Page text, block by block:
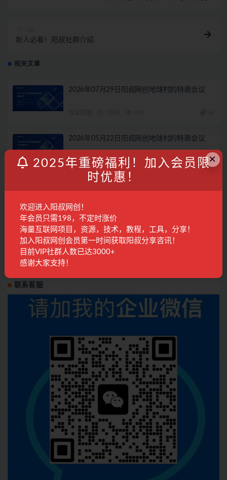
新人必看！阳叔社群介绍
相关文章
2026年07月29日阳叔网创地球村的特邀会议
2026年05月22日阳叔网创地球村的特邀会议
会议回放 3月前 364 28
会议回放
2026年07月3日阳叔网创地球村的特邀会议
联系客服
×
2025年重磅福利！加入会员限
时优惠！
欢迎进入阳叔网创！
年会员只需198，不定时涨价
海量互联网项目，资源，技术，教程，工具，分享！
加入阳叔网创会员第一时间获取阳叔分享咨讯！
目前VIP社群人数已达3000+
感谢大家支持！